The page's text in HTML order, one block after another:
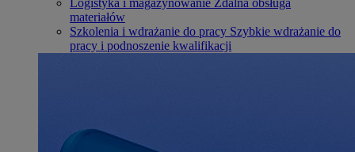
Logistyka i magazynowanie Zdalna obsługa
materiałów
Szkolenia i wdrażanie do pracy Szybkie wdrażanie do
pracy i podnoszenie kwalifikacji